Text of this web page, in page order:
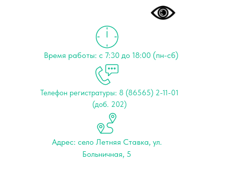
Время работы: с 7:30 до 18:00 (пн-сб)
Телефон регистратуры: 8 (86565) 2-11-01
(доб. 202)
Адрес: cело Летняя Ставка, ул.
Больничная, 5